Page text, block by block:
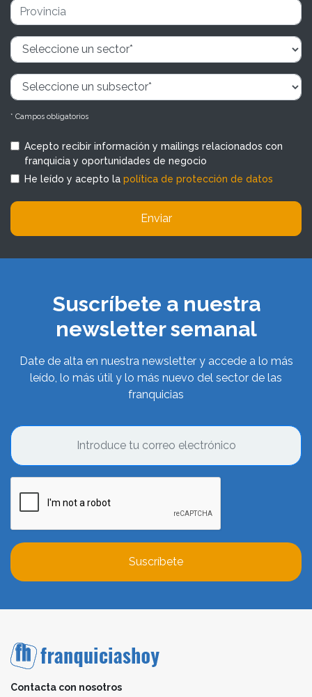
* Campos obligatorios
Acepto recibir información y mailings relacionados con
franquicia y oportunidades de negocio
He leído y acepto la política de protección de datos
Enviar
Suscríbete a nuestra
newsletter semanal
Date de alta en nuestra newsletter y accede a lo más
leído, lo más útil y lo más nuevo del sector de las
franquicias
Suscríbete
Contacta con nosotros